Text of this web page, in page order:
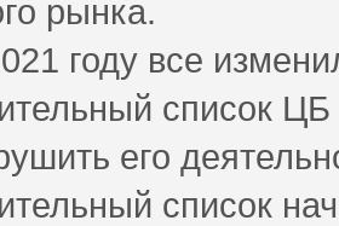
рынка.
году все
список
его
список